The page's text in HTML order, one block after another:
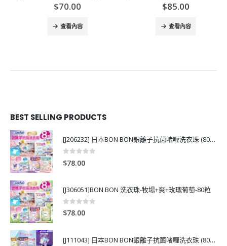
70.00
查看內容
85.00
查看內容
BEST SELLING PRODUCTS
[J206232] 日本BON BON銀離子抗菌啫喱洗衣珠 (80粒)
0
$78.00
[J306051]BON BON 洗衣珠-牧場+爽+玫瑰葡萄-80粒
0out of 5
$78.00
[J111043] 日本BON BON銀離子抗菌啫喱洗衣珠 (80粒)